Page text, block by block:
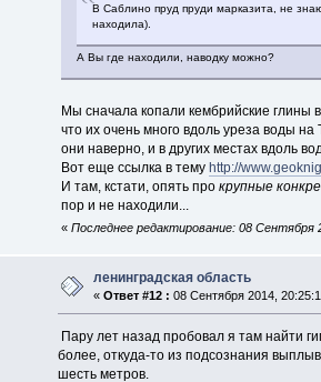
В Саблино пруд пруди марказита, не
находила).
А Вы где находили, наводку можно?
Мы сначала копали кембрийские глины
что их очень много вдоль уреза воды
они наверно, и в других местах вдоль
Вот еще ссылка в тему http://
И там, кстати, опять про крупные
пор и не находили...
« Последнее редактирование: 08 Сентября
ленинградская область
«Ответ #12 : 08 Сентября 2014,
Пару лет назад пробовал я там найти
более, откуда-то из подсознания
шесть метров.